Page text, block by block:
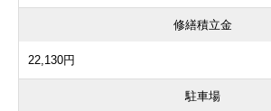
修繕積立金
22,130円
駐車場